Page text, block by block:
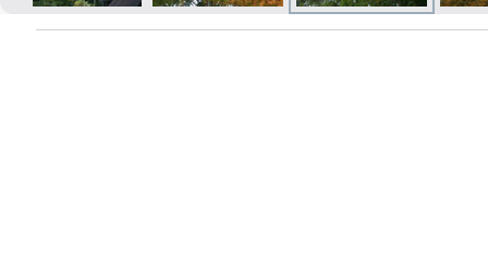
Печать в течение 1 часа в Риге –